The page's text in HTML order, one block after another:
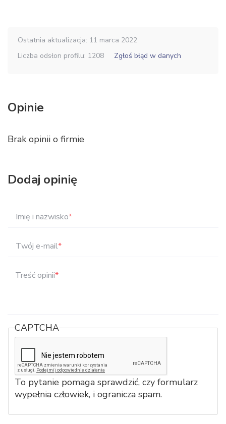
Ostatnia aktualizacja: 11 marca 2022
Liczba odsłon profilu: 1208
Zgłoś błąd w danych
Opinie
Brak opinii o firmie
Dodaj opinię
Imię i nazwisko*
Twój e-mail*
Treść opinii*
CAPTCHA
To pytanie pomaga sprawdzić, czy formularz
wypełnia człowiek, i ogranicza spam.